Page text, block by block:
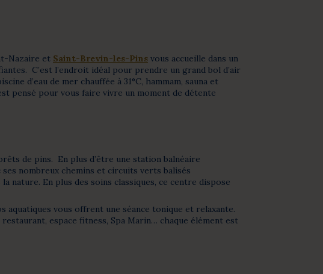
Nazaire et Saint-Brevin-les-Pins vous accueille dans un
C’est l’endroit idéal pour prendre un grand bol d’air
d’eau de mer chauffée à 31°C, hammam, sauna et
pensé pour vous faire vivre un moment de détente
de pins. En plus d’être une station balnéaire
nombreux chemins et circuits verts balisés
nature. En plus des soins classiques, ce centre dispose
aquatiques vous offrent une séance tonique et relaxante.
espace fitness, Spa Marin… chaque élément est